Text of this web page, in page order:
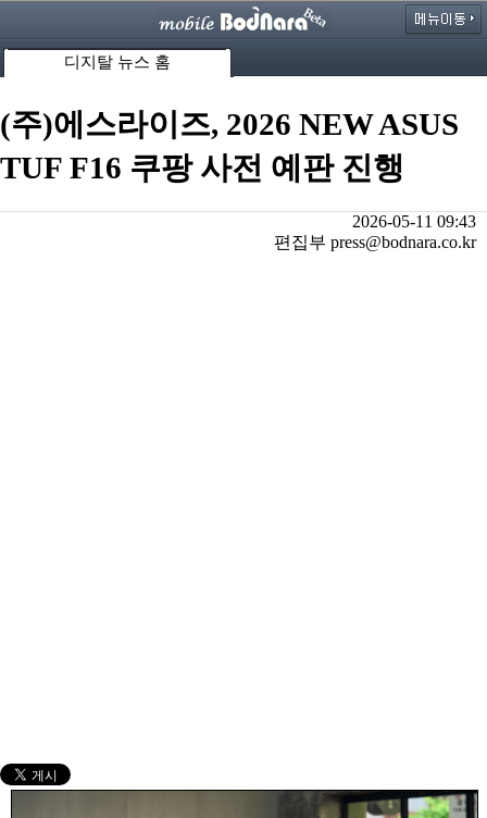
디지탈 뉴스 홈
(주)에스라이즈, 2026 NEW ASUS
TUF F16 쿠팡 사전 예판 진행
2026-05-11 09:43
편집부 press@bodnara.co.kr